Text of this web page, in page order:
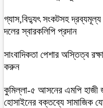
গ্যাস,বিদ্যুৎ সংকটসহ দ্রব্যমূল্য
দলের স্বারকলিপি প্রদান
সাংবাদিকতা পেশার অস্তিত্ব
করুন
কুমিল্লা-৫ আসনের এমপি হাজী
হোসাইনের বক্তব্যে সামাজিক